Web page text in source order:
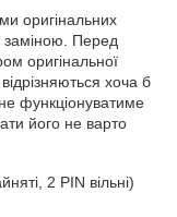
оригінальних
заміною. Перед
оригінальної
хоча б
функціонуватиме
його не варто
2 PIN вільні)